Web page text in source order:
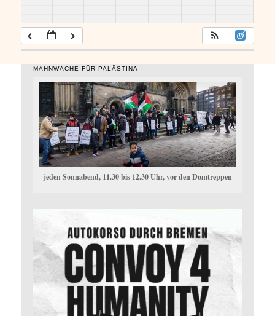
MAHNWACHE FÜR PALÄSTINA
jeden Sonnabend, 11.30 bis 12.30 Uhr, vor den Domtreppen